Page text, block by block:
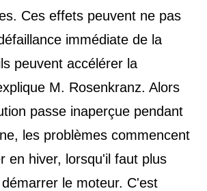
Ces effets peuvent ne pas
immédiate de la
peuvent accélérer la
M. Rosenkranz. Alors
passe inaperçue pendant
les problèmes commencent
en hiver, lorsqu'il faut plus
le moteur. C'est